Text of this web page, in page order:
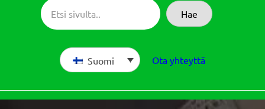
Hae
Ota yhteyttä
Suomi